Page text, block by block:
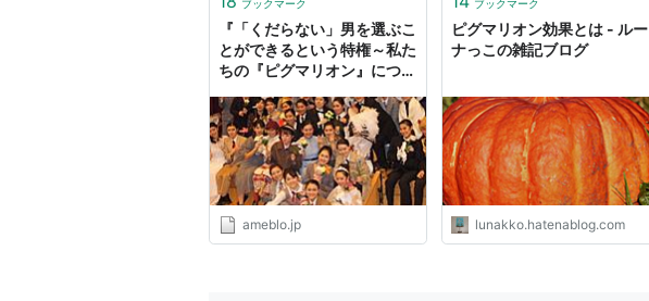
ブックマーク
『「くだらない」男を選ぶこ
とができるという特権～私た
ちの『ピグマリオン』につい
ameblo.jp
ブックマーク
ピグマリオン効果とは - ルー
ナっこの雑記ブログ
lunakko.hatenablog.com